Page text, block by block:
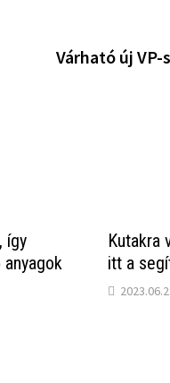
Várható új VP-
így
Kutakra
itt a